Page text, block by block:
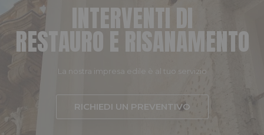
INTERVENTI DI
RES AURO E RISANAMENTO
La nostra impresa edile è al tuo servizio
RICHIEDI UN PREVENTIVO